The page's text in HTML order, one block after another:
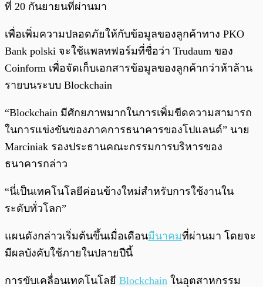
ที่ 20 กันยายนที่ผ่านมา
เพื่อเพิ่มความปลอดภัยให้กับข้อมูลของลูกค้าทาง PKO
Bank polski จะใช้แพลทฟอร์มที่ชื่อว่า Trudaum ของ
Coinform เพื่อจัดเก็บเอกสารข้อมูลของลูกค้ากว่าห้าล้าน
รายบนระบบ Blockchain
“Blockchain มีศักยภาพมากในการเพิ่มขีดความสามารถ
ในการแข่งขันของภาคการธนาคารของโปแลนด์” นาย
Marciniak รองประธานคณะกรรมการบริหารของ
ธนาคารกล่าว
“นี่เป็นเทคโนโลยีค่อนข้างใหม่สำหรับการใช้งานใน
ระดับทั่วโลก”
แผนดังกล่าวเริ่มต้นขึ้นเมื่อเดือนมีนาคมที่ผ่านมา โดยจะ
มีผลบังคับใช้ภายในปลายปีนี้
การขับเคลื่อนเทคโนโลยี Blockchain ในอุตสาหกรรม